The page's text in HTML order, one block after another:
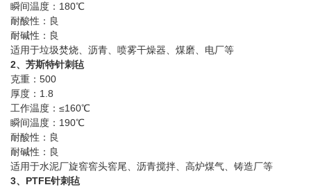
瞬间温度：180℃
耐酸性：良
耐碱性：良
适用于垃圾焚烧、沥青、喷雾干燥器、煤磨、电厂等
2、芳斯特针刺毡
克重：500
厚度：1.8
工作温度：≤160℃
瞬间温度：190℃
耐酸性：良
耐碱性：良
适用于水泥厂旋窖窖头窖尾、沥青搅拌、高炉煤气、铸造厂等
3、PTFE针刺毡